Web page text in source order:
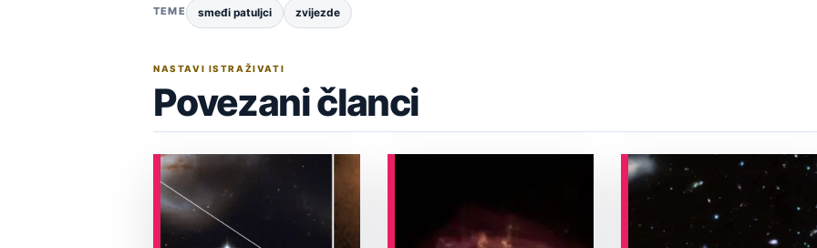
TEME smeđi patuljci zvijezde
NASTAVI ISTRAŽIVATI
Povezani članci